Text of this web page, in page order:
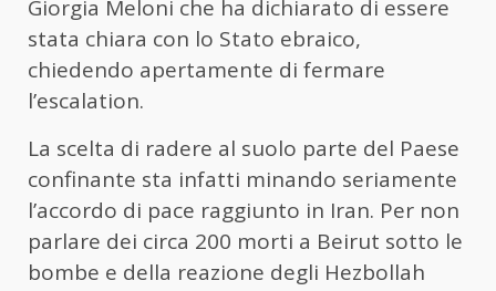
Giorgia Meloni che ha dichiarato di essere
stata chiara con lo Stato ebraico,
chiedendo apertamente di fermare
l’escalation.
La scelta di radere al suolo parte del Paese
confinante sta infatti minando seriamente
l’accordo di pace raggiunto in Iran. Per non
parlare dei circa 200 morti a Beirut sotto le
bombe e della reazione degli Hezbollah